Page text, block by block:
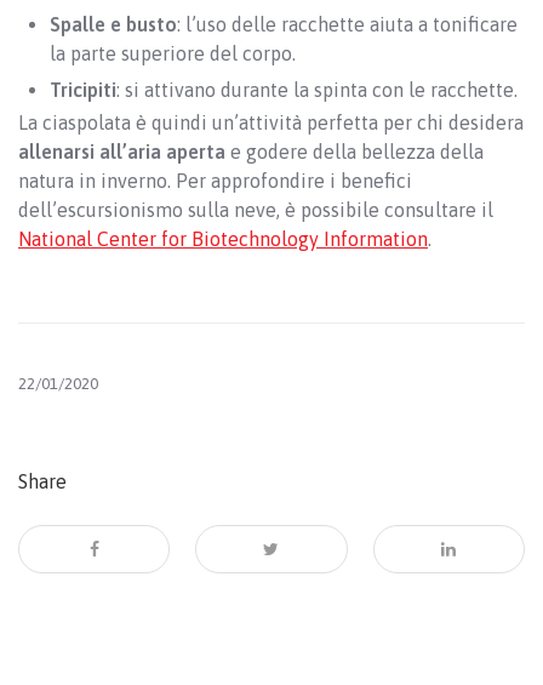
Spalle e busto: l’uso delle racchette aiuta a tonificare
la parte superiore del corpo.
Tricipiti: si attivano durante la spinta con le racchette.
La ciaspolata è quindi un’attività perfetta per chi desidera
allenarsi all’aria aperta e godere della bellezza della
natura in inverno. Per approfondire i benefici
dell’escursionismo sulla neve, è possibile consultare il
National Center for Biotechnology Information.
22/01/2020
Share